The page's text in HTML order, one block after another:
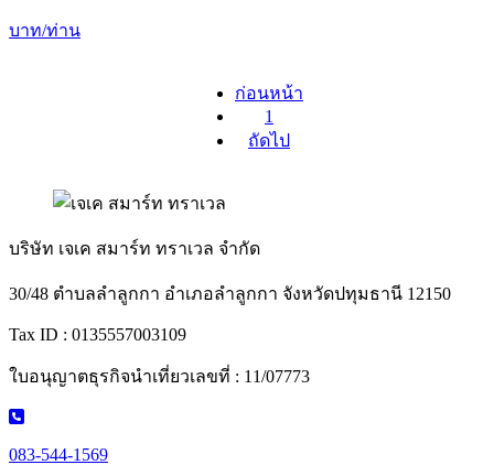
บาท/ท่าน
ก่อนหน้า
1
ถัดไป
บริษัท เจเค สมาร์ท ทราเวล จำกัด
30/48 ตำบลลำลูกกา อำเภอลำลูกกา จังหวัดปทุมธานี 12150
Tax ID : 0135557003109
ใบอนุญาตธุรกิจนำเที่ยวเลขที่ : 11/07773
083-544-1569